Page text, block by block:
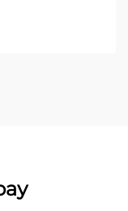
физикалық